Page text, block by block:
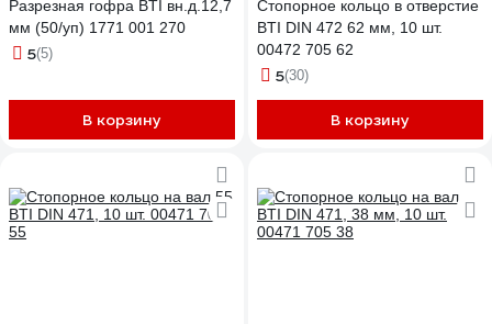
Разрезная гофра BTI вн.д.12,7
мм (50/уп) 1771 001 270
5(5)
В корзину
Стопорное кольцо в отверстие
BTI DIN 472 62 мм, 10 шт.
00472 705 62
5(30)
В корзину